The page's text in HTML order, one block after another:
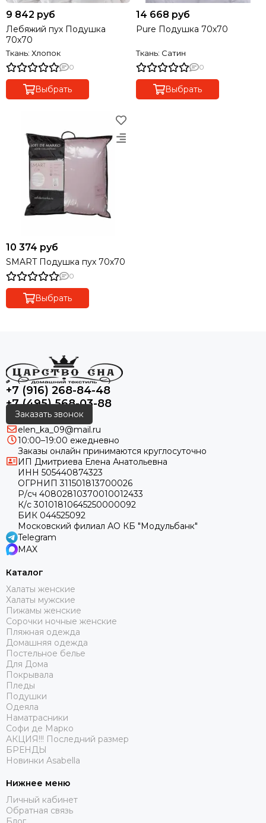
9 842 руб
Лебяжий пух Подушка
70х70
Ткань: Хлопок
0
Выбрать
14 668 руб
Pure Подушка 70х70
Ткань: Сатин
0
Выбрать
10 374 руб
SMART Подушка пух 70х70
0
Выбрать
+7 (916) 268-84-48
+7 (495) 568-03-88
Заказать звонок
elen_ka_09@mail.ru
10:00–19:00 ежедневно
Заказы онлайн принимаются круглосуточно
ИП Дмитриева Елена Анатольевна
ИНН 505440874323
ОГРНИП 311501813700026
Р/сч 40802810370010012433
К/с 30101810645250000092
БИК 044525092
Московский филиал АО КБ "Модульбанк"
Telegram
MAX
Каталог
Халаты женские
Халаты мужские
Пижамы женские
Сорочки ночные женские
Пляжная одежда
Домашняя одежда
Постельное белье
Для Дома
Покрывала
Пледы
Подушки
Одеяла
Наматрасники
Софи де Марко
АКЦИЯ!!! Последний размер
БРЕНДЫ
Новинки Asabella
Нижнее меню
Личный кабинет
Обратная связь